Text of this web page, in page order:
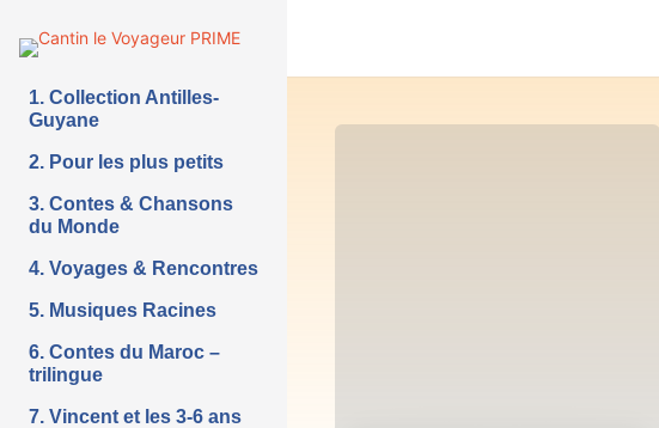
1. Collection Antilles-
Guyane
2. Pour les plus petits
3. Contes & Chansons
du Monde
4. Voyages & Rencontres
5. Musiques Racines
6. Contes du Maroc –
trilingue
7. Vincent et les 3-6 ans